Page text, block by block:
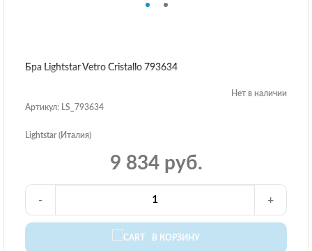
Бра Lightstar Vetro Cristallo 793634
Нет в наличии
Артикул: LS_793634
Lightstar (Италия)
9 834 руб.
В КОРЗИНУ
- +